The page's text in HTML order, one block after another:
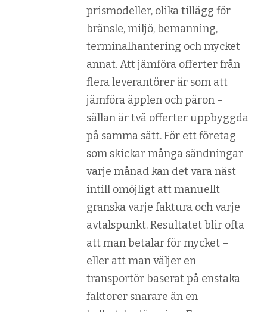
prismodeller, olika tillägg för
bränsle, miljö, bemanning,
terminalhantering och mycket
annat. Att jämföra offerter från
flera leverantörer är som att
jämföra äpplen och päron –
sällan är två offerter uppbyggda
på samma sätt. För ett företag
som skickar många sändningar
varje månad kan det vara näst
intill omöjligt att manuellt
granska varje faktura och varje
avtalspunkt. Resultatet blir ofta
att man betalar för mycket –
eller att man väljer en
transportör baserat på enstaka
faktorer snarare än en